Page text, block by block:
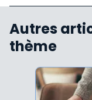
Autres
thème